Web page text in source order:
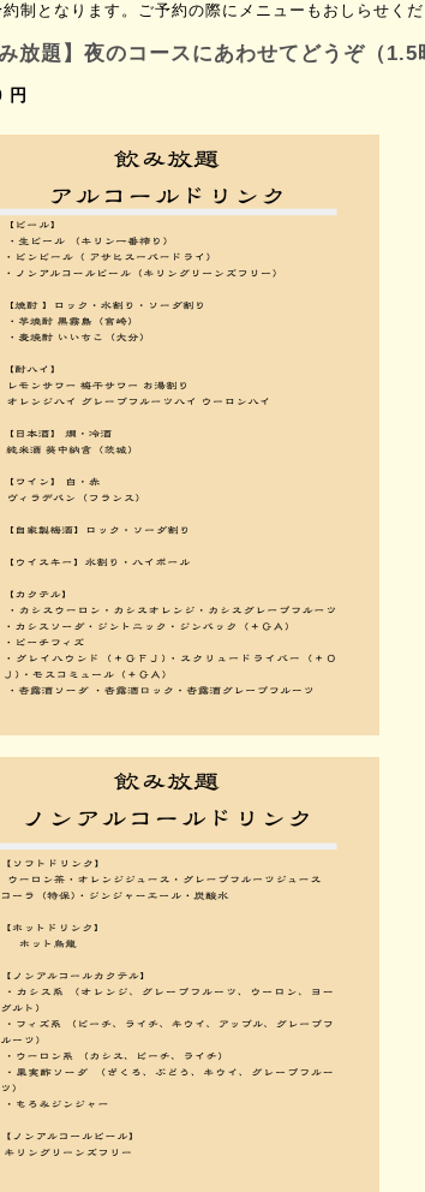
制となります。ご予約の際にメニューもおしらせく
み放題】夜のコースにあわせてどうぞ（1.5
円